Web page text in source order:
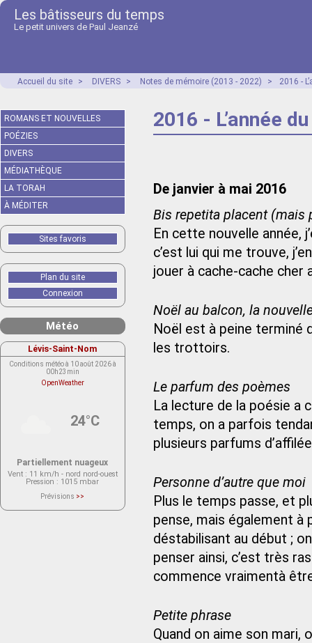
Les bâtisseurs du temps
Le petit univers de Paul Jeanzé
Accueil du site > DIVERS > Notes de mémoire (2013 - 2022) > 2016 -
2016 - L’année
De janvier à mai 2016
Bis repetita placent (mais
En cette nouvelle année,
c’est lui qui me trouve,
jouer à cache-cache cher
Noël au balcon, la
Noël est à peine terminé
les trottoirs.
Le parfum des poèmes
La lecture de la poésie a
temps, on a parfois
plusieurs parfums
Personne d’autre que moi
Plus le temps passe, et
pense, mais également à
déstabilisant au début ;
penser ainsi, c’est très
commence vraimentà
Petite phrase
Quand on aime son mari,
ROMANS ET NOUVELLES
POÉZIES
DIVERS
MÉDIATHÈQUE
LA TORAH
À MÉDITER
Sites favoris
Plan du site
Connexion
Météo
Lévis-Saint-Nom
Conditions météo à 10 août 2026 à
00h23min
OpenWeather
24°C
Partiellement nuageux
Vent : 11 km/h - nord nord-ouest
Pression : 1015 mbar
Prévisions >>
actuellement aucune prévision